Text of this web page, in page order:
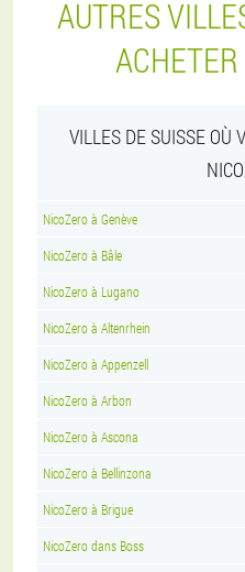
AUTRES
VILLES DE SUISSE OÙ
NicoZero à Genève
NicoZero à Bâle
NicoZero à Lugano
NicoZero à Altenrhein
NicoZero à Appenzell
NicoZero à Arbon
NicoZero à Ascona
NicoZero à Bellinzona
NicoZero à Brigue
NicoZero dans Boss